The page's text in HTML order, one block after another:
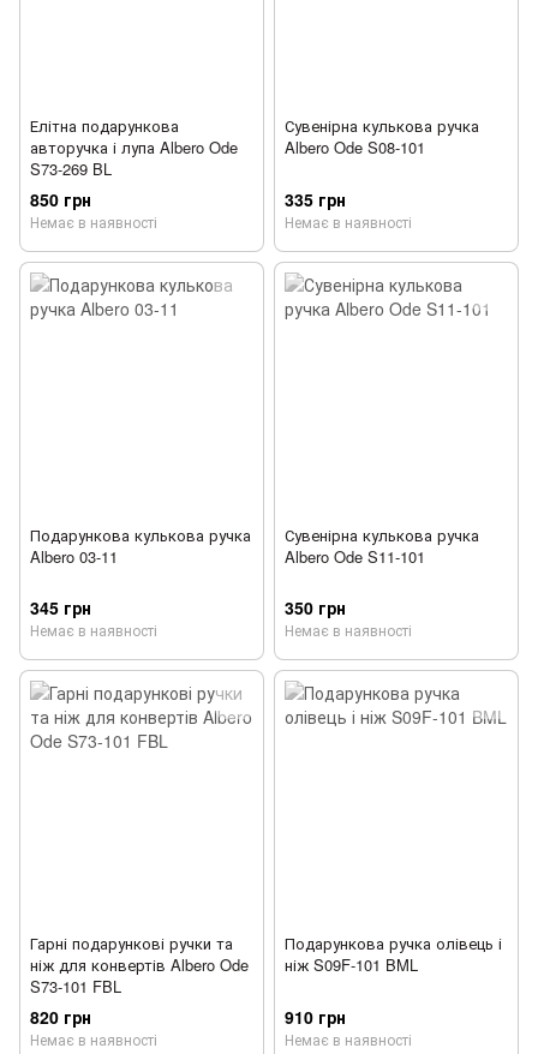
Елітна подарункова
авторучка і лупа Albero Ode
S73-269 BL
850 грн
Немає в наявності
Сувенірна кулькова ручка
Albero Ode S08-101
335 грн
Немає в наявності
Подарункова кулькова ручка
Albero 03-11
345 грн
Немає в наявності
Сувенірна кулькова ручка
Albero Ode S11-101
350 грн
Немає в наявності
Гарні подарункові ручки та
ніж для конвертів Albero Ode
S73-101 FBL
820 грн
Немає в наявності
Подарункова ручка олівець і
ніж S09F-101 BML
910 грн
Немає в наявності